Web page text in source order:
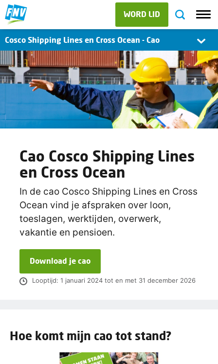
WORD LID
Cosco Shipping Lines en Cross Ocean - Cao
Cao Cosco Shipping Lines
en Cross Ocean
In de cao Cosco Shipping Lines en Cross
Ocean vind je afspraken over loon,
toeslagen, werktijden, overwerk,
vakantie en pensioen.
Download je cao
Looptijd: 1 januari 2024 tot en met 31 december 2026
Hoe komt mijn cao tot stand?